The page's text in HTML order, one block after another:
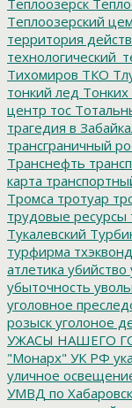
Теплоозерский
территория
Тихомиров ТКО
тонкий лед Тонких
центр тос
трагедия в
трансграничный
Транснефть
карта
Тромса тротуар
трудовые ресурсы
Тукалевский
турфирма
атлетика убийство
убыточность
уголовное
розыск уголоное
УЖАСЫ НАШЕГО
"Монарх" УК РФ
уличное
УМВД по